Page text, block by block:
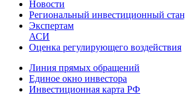
Новости
Региональный инвестиционный
Экспертам
АСИ
Оценка регулирующего воздействия
Линия прямых обращений
Единое окно инвестора
Инвестиционная карта РФ